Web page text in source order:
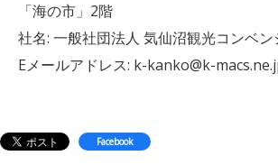
「海の市」2階
社名: 一般社団法人 気仙沼観光コンベ
Eメールアドレス: k-kanko@k-
Facebook